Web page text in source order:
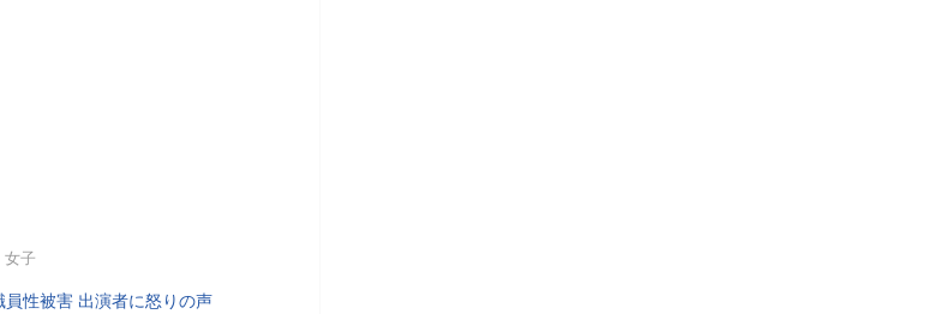
女子
員性被害 出演者に怒りの声